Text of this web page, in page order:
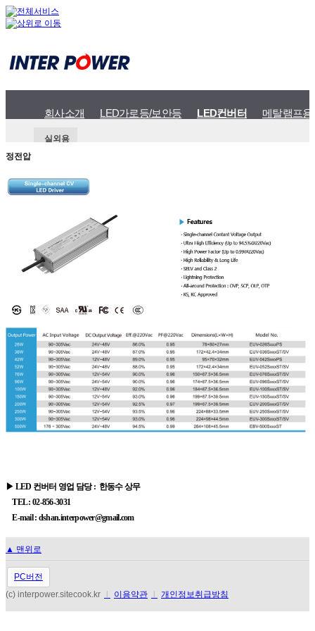
회사소개 LED가로등/보안등 LED컨버터 메탈램프
실외용
실내용 콘트롤러
정전압
▶ LED 컨버터 영업 담당 : 한동수 상무
TEL : 02-856-3031
E-mail : dshan.interpower@gmail.com
▲ 맨위로
PC버전
(c) interpower.sitecook.kr
l 이용약관 l 개인정보취급방침